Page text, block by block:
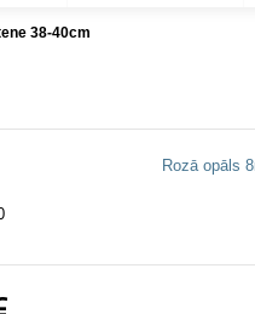
38-40cm
Rozā opāls